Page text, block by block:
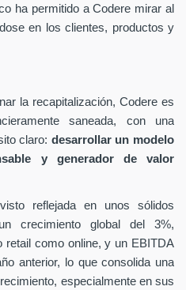
ha permitido a Codere mirar al
en los clientes, productos y
la recapitalización, Codere es
saneada, con una
claro: desarrollar un modelo
y generador de valor
reflejada en unos sólidos
crecimiento global del 3%,
retail como online, y un EBITDA
anterior, lo que consolida una
especialmente en sus